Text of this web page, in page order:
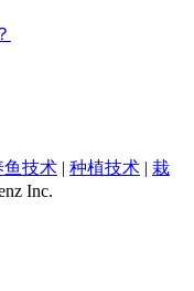
鱼技术 | 种植技术 | 栽
Inc.